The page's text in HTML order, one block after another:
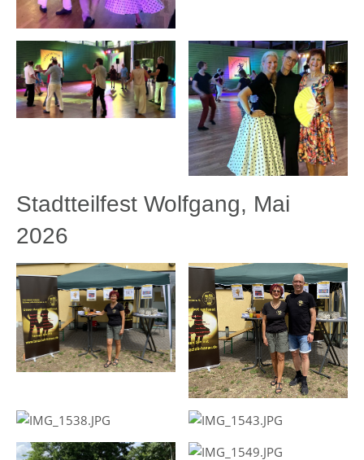
Stadtteilfest Wolfgang, Mai
2026